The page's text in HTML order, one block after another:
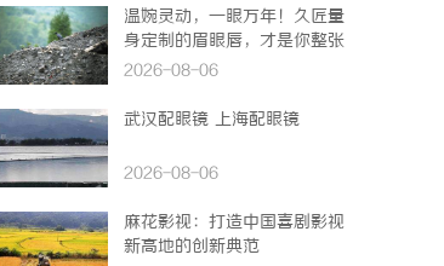
温婉灵动，一眼万年！久匠量
身定制的眉眼唇，才是你整张
脸的点睛之笔！淡颜系女生的
2026-08-06
武汉配眼镜 上海配眼镜
2026-08-06
麻花影视：打造中国喜剧影视
新高地的创新典范